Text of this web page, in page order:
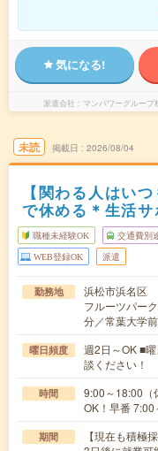
気になる!
派遣会社 マンパワーグルー
未読 掲載日 2026/08/04
【関わる人はい
で休める＊生活サ
職種未経験OK 交通費別
WEB登録OK 派遣
勤務地
浜松市浜名区
フルーツパー
分／常葉大学
曜日頻度
週2日～OK ■
談ください！
時間
9:00～18:00（
OK！早番
期間
【現在も積極